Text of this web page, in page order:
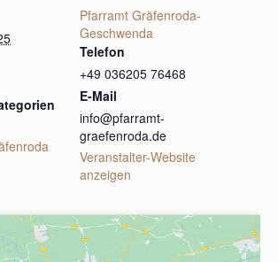
Pfarramt Gräfenroda-
Geschwenda
Telefon
+49 036205 76468
E-Mail
info@pfarramt-
graefenroda.de
Veranstalter-Website
anzeigen